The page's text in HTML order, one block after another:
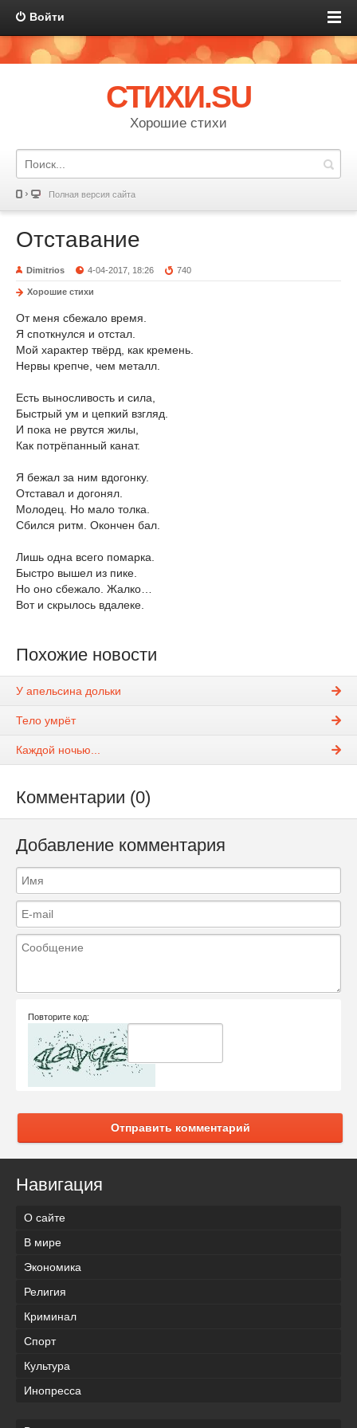
Войти
СТИХИ.SU
Хорошие стихи
Полная версия сайта
Отставание
Dimitrios 4-04-2017, 18:26 740
Хорошие стихи
От меня сбежало время.
Я споткнулся и отстал.
Мой характер твёрд, как кремень.
Нервы крепче, чем металл.
Есть выносливость и сила,
Быстрый ум и цепкий взгляд.
И пока не рвутся жилы,
Как потрёпанный канат.
Я бежал за ним вдогонку.
Отставал и догонял.
Молодец. Но мало толка.
Сбился ритм. Окончен бал.
Лишь одна всего помарка.
Быстро вышел из пике.
Но оно сбежало. Жалко…
Вот и скрылось вдалеке.
Похожие новости
У апельсина дольки
Тело умрёт
Каждой ночью...
Комментарии (0)
Добавление комментария
Повторите код:
Отправить комментарий
Навигация
О сайте
В мире
Экономика
Религия
Криминал
Спорт
Культура
Инопресса